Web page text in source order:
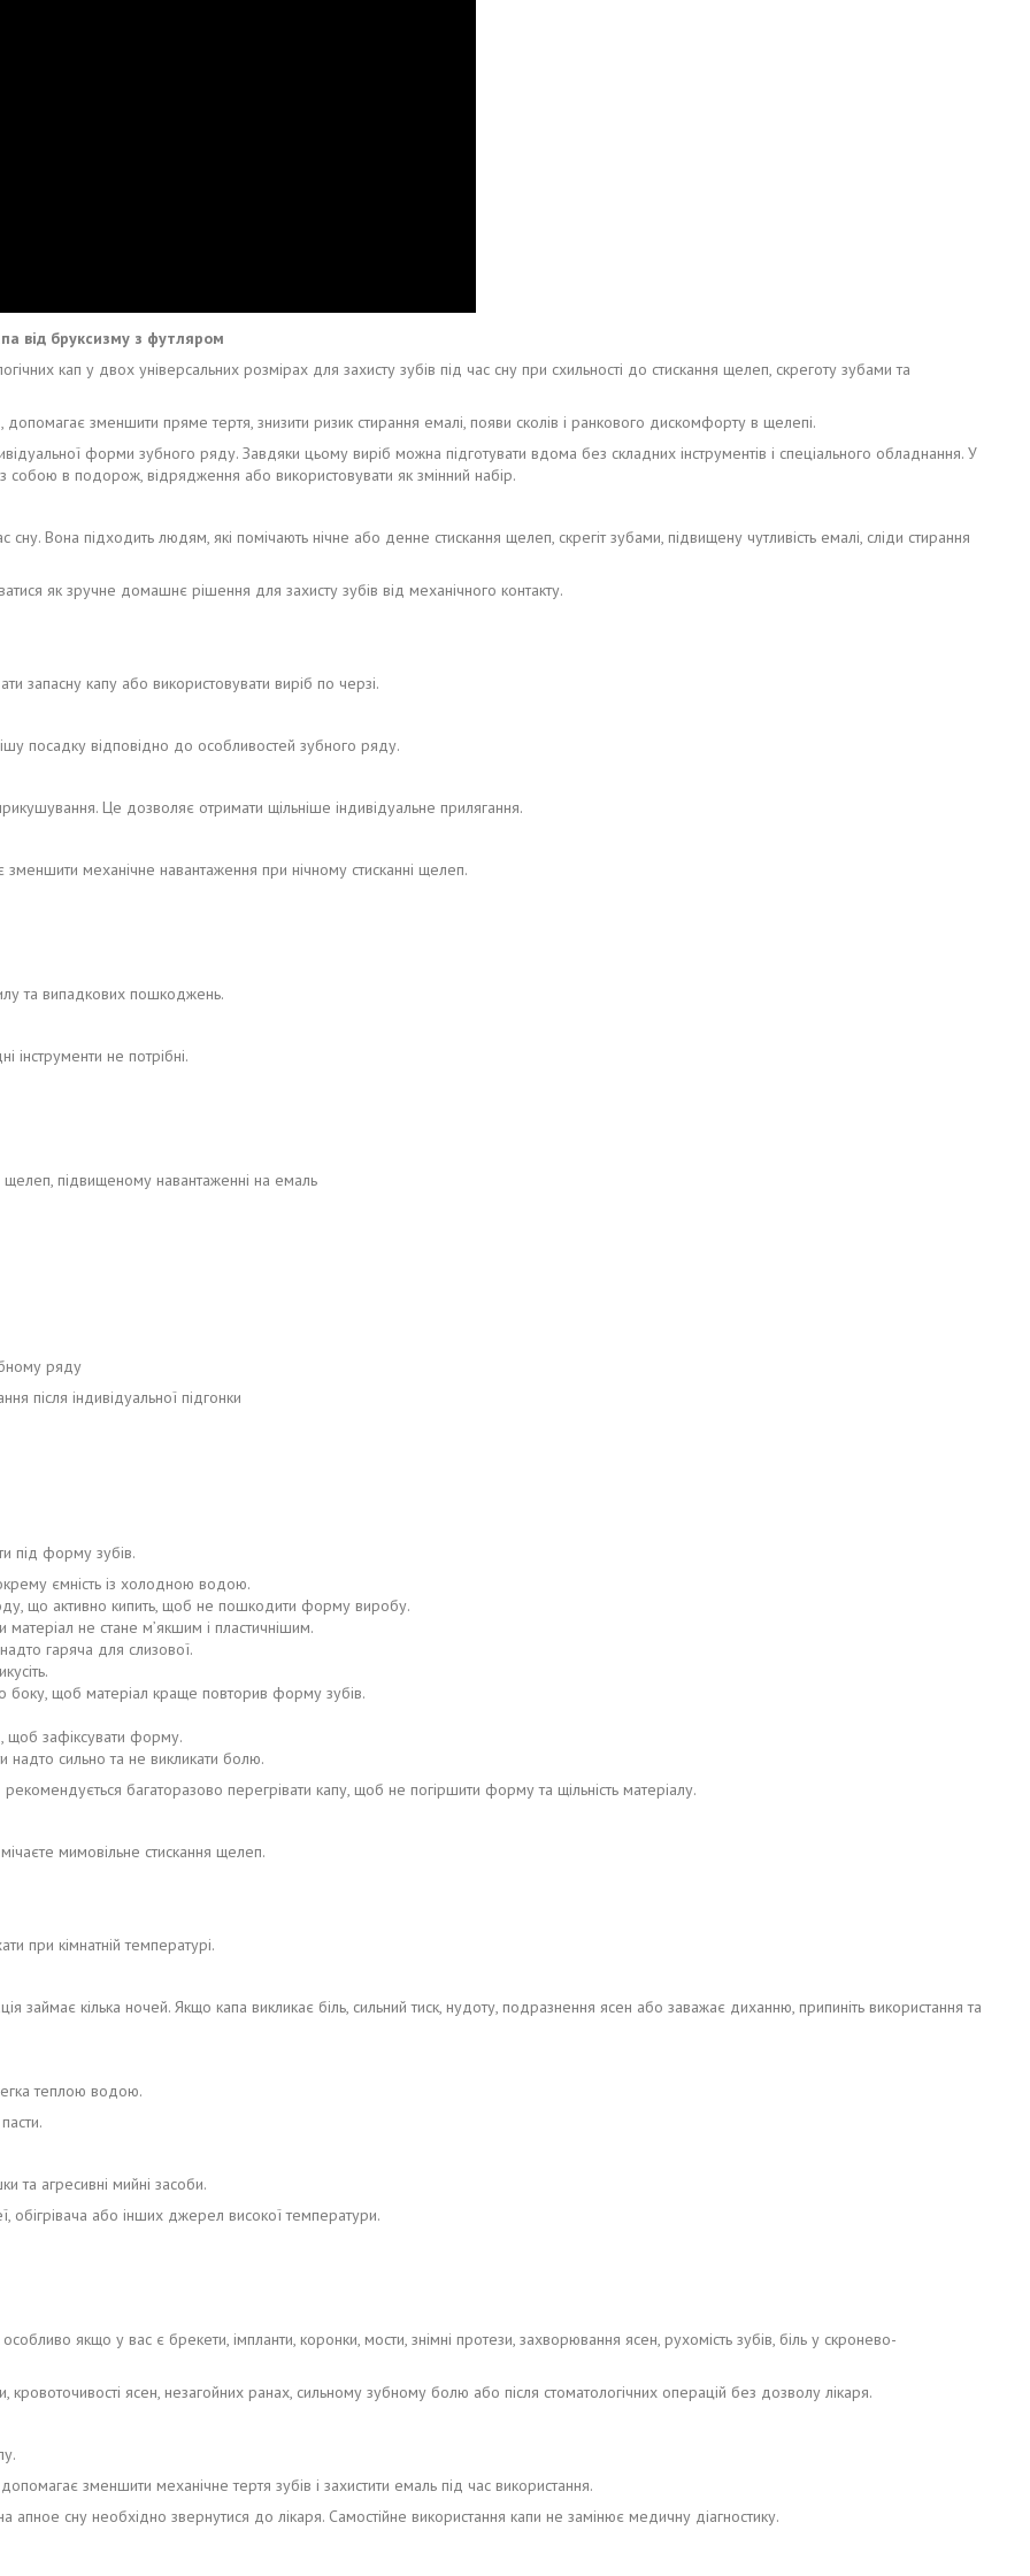
від бруксизму з футляром
кап у двох універсальних розмірах для захисту зубів під час сну при схильності до стискання щелеп, скреготу зубами та
зменшити пряме тертя, знизити ризик стирання емалі, появи сколів і ранкового дискомфорту в щелепі.
форми зубного ряду. Завдяки цьому виріб можна підготувати вдома без складних інструментів і спеціального обладнання. У
собою в подорож, відрядження або використовувати як змінний набір.
Вона підходить людям, які помічають нічне або денне стискання щелеп, скрегіт зубами, підвищену чутливість емалі, сліди стирання
як зручне домашнє рішення для захисту зубів від механічного контакту.
запасну капу або використовувати виріб по черзі.
посадку відповідно до особливостей зубного ряду.
Це дозволяє отримати щільніше індивідуальне прилягання.
механічне навантаження при нічному стисканні щелеп.
та випадкових пошкоджень.
інструменти не потрібні.
щелеп, підвищеному навантаженні на емаль
ряду
після індивідуальної підгонки
під форму зубів.
ємність із холодною водою.
що активно кипить, щоб не пошкодити форму виробу.
не стане м’якшим і пластичнішим.
гаряча для слизової.
боку, щоб матеріал краще повторив форму зубів.
щоб зафіксувати форму.
надто сильно та не викликати болю.
багаторазово перегрівати капу, щоб не погіршити форму та щільність матеріалу.
мимовільне стискання щелеп.
при кімнатній температурі.
займає кілька ночей. Якщо капа викликає біль, сильний тиск, нудоту, подразнення ясен або заважає диханню, припиніть використання та
теплою водою.
та агресивні мийні засоби.
обігрівача або інших джерел високої температури.
якщо у вас є брекети, імпланти, коронки, мости, знімні протези, захворювання ясен, рухомість зубів, біль у скронево-
ясен, незагойних ранах, сильному зубному болю або після стоматологічних операцій без дозволу лікаря.
зменшити механічне тертя зубів і захистити емаль під час використання.
апное сну необхідно звернутися до лікаря. Самостійне використання капи не замінює медичну діагностику.